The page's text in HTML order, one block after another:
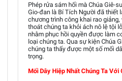
Phép rửa sám hối mà Chúa Giê-
Gio-đan là Bí Tích Người đã thiết
chương trình công khai rao
thoát chúng ta khỏi ách nô lệ tội
nhằm phục hồi quyền được làm
loại chúng ta. Qua sự kiện Chúa
chúng ta thấy được một số mối
trọng.
Mối Dây Hiệp Nhất Chúng Ta Với